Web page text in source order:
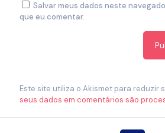
Salvar meus dados neste
que eu comentar.
Este site utiliza o Akismet para reduzir
seus dados em comentários são